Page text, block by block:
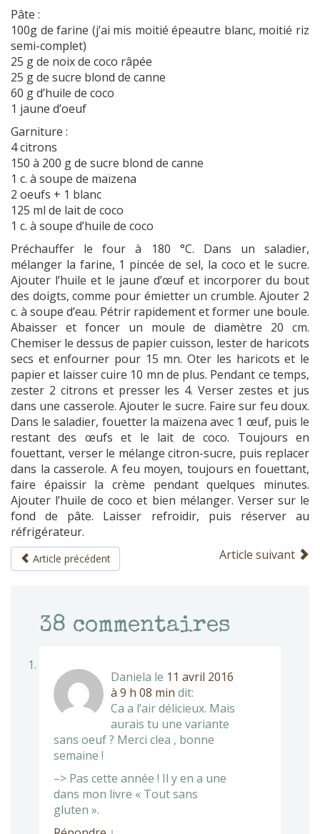
Pâte :
100g de farine (j’ai mis moitié épeautre blanc, moitié riz
semi-complet)
25 g de noix de coco râpée
25 g de sucre blond de canne
60 g d’huile de coco
1 jaune d’oeuf
Garniture :
4 citrons
150 à 200 g de sucre blond de canne
1 c. à soupe de maïzena
2 oeufs + 1 blanc
125 ml de lait de coco
1 c. à soupe d’huile de coco
Préchauffer le four à 180 °C. Dans un saladier,
mélanger la farine, 1 pincée de sel, la coco et le sucre.
Ajouter l’huile et le jaune d’œuf et incorporer du bout
des doigts, comme pour émietter un crumble. Ajouter 2
c. à soupe d’eau. Pétrir rapidement et former une boule.
Abaisser et foncer un moule de diamètre 20 cm.
Chemiser le dessus de papier cuisson, lester de haricots
secs et enfourner pour 15 mn. Oter les haricots et le
papier et laisser cuire 10 mn de plus. Pendant ce temps,
zester 2 citrons et presser les 4. Verser zestes et jus
dans une casserole. Ajouter le sucre. Faire sur feu doux.
Dans le saladier, fouetter la maïzena avec 1 œuf, puis le
restant des œufs et le lait de coco. Toujours en
fouettant, verser le mélange citron-sucre, puis replacer
dans la casserole. A feu moyen, toujours en fouettant,
faire épaissir la crème pendant quelques minutes.
Ajouter l’huile de coco et bien mélanger. Verser sur le
fond de pâte. Laisser refroidir, puis réserver au
réfrigérateur.
Article précédent Article suivant
38 commentaires
Daniela le 11 avril 2016
à 9 h 08 min dit:
Ca a l’air délicieux. Mais
aurais tu une variante
sans oeuf ? Merci clea , bonne
semaine !
–> Pas cette année ! Il y en a une
dans mon livre « Tout sans
gluten ».